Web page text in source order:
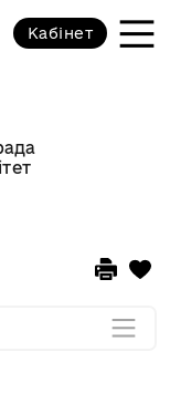
Кабінет